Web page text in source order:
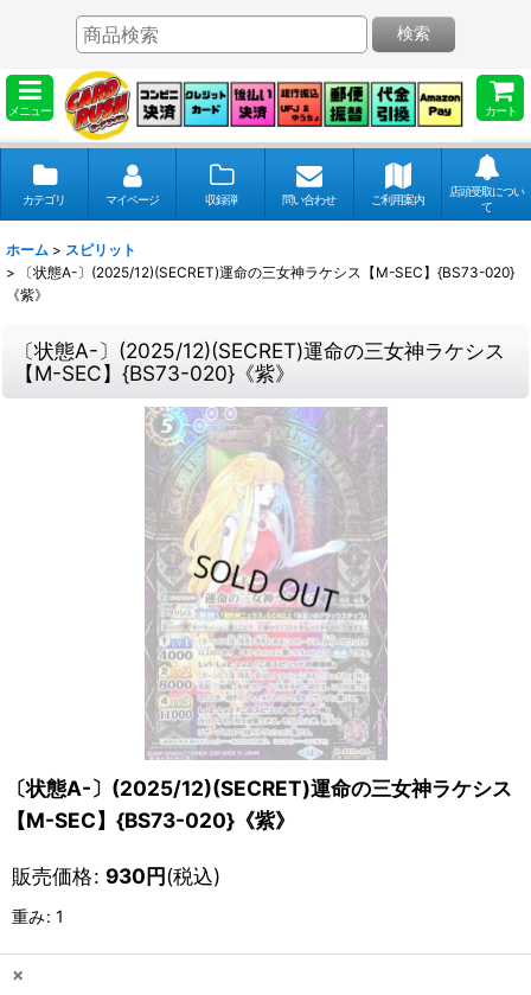
メニュー カート
検索
カテゴリ マイページ 収録弾 問い合わせ ご利用案内
店頭受取につい
て
ホーム > スピリット
>
〔状態A-〕(2025/12)(SECRET)運命の三女神ラケシス【M-SEC】{BS73-020}
《紫》
〔状態A-〕(2025/12)(SECRET)運命の三女神ラケシス
【M-SEC】{BS73-020}《紫》
〔状態A-〕(2025/12)(SECRET)運命の三女神ラケシス
【M-SEC】{BS73-020}《紫》
販売価格: 930円(税込)
重み: 1
×